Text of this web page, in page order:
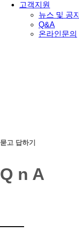
고객지원
뉴스 및 공지
Q&A
온라인문의
묻고 답하기
Q n A